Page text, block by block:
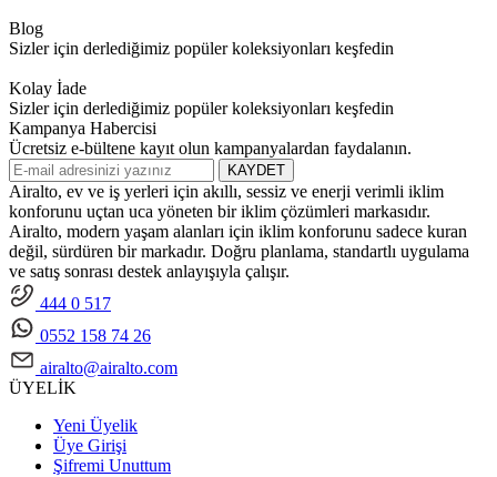
Blog
Sizler için derlediğimiz popüler koleksiyonları keşfedin
Kolay İade
Sizler için derlediğimiz popüler koleksiyonları keşfedin
Kampanya Habercisi
Ücretsiz e-bültene kayıt olun kampanyalardan faydalanın.
KAYDET
Airalto, ev ve iş yerleri için akıllı, sessiz ve enerji verimli iklim
konforunu uçtan uca yöneten bir iklim çözümleri markasıdır.
Airalto, modern yaşam alanları için iklim konforunu sadece kuran
değil, sürdüren bir markadır. Doğru planlama, standartlı uygulama
ve satış sonrası destek anlayışıyla çalışır.
444 0 517
0552 158 74 26
airalto@airalto.com
ÜYELİK
Yeni Üyelik
Üye Girişi
Şifremi Unuttum